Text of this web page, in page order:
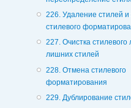
226. Удаление стилей
стилевого
227. Очистка стилевого
лишних стилей
228. Отмена стилевого
форматирования
229. Дублирование